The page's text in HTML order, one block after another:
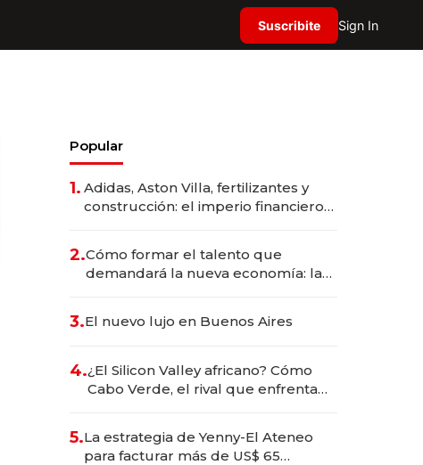
Suscribite Sign In
Popular
1. Adidas, Aston Villa, fertilizantes y
construcción: el imperio financiero
2.Cómo formar el talento que
demandará la nueva economía: las
3.El nuevo lujo en Buenos Aires
4.¿El Silicon Valley africano? Cómo
Cabo Verde, el rival que enfrenta
5.La estrategia de Yenny-El Ateneo
para facturar más de US$ 65